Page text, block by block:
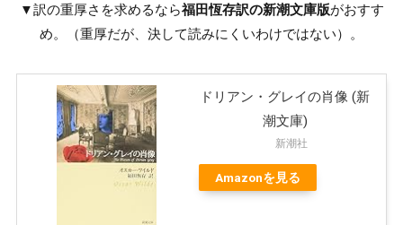
▼訳の重厚さを求めるなら福田恆存訳の新潮文庫版がおすす
め。（重厚だが、決して読みにくいわけではない）。
ドリアン・グレイの肖像 (新
潮文庫)
新潮社
Amazonを見る